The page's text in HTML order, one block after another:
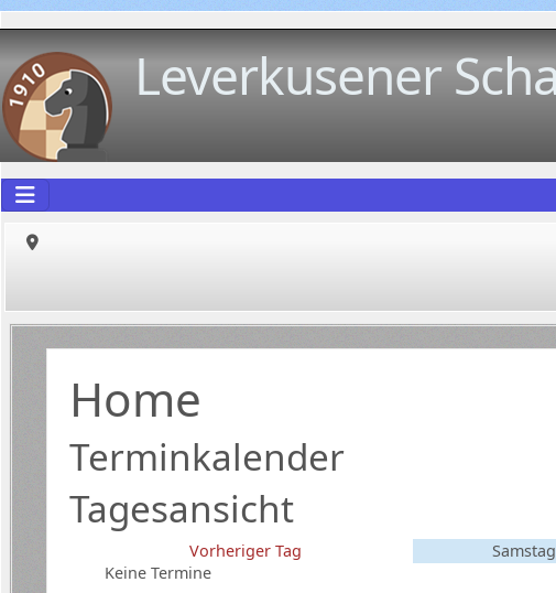
Leverkusener
Home
Terminkalender
Tagesansicht
Vorheriger Tag
Keine Termine